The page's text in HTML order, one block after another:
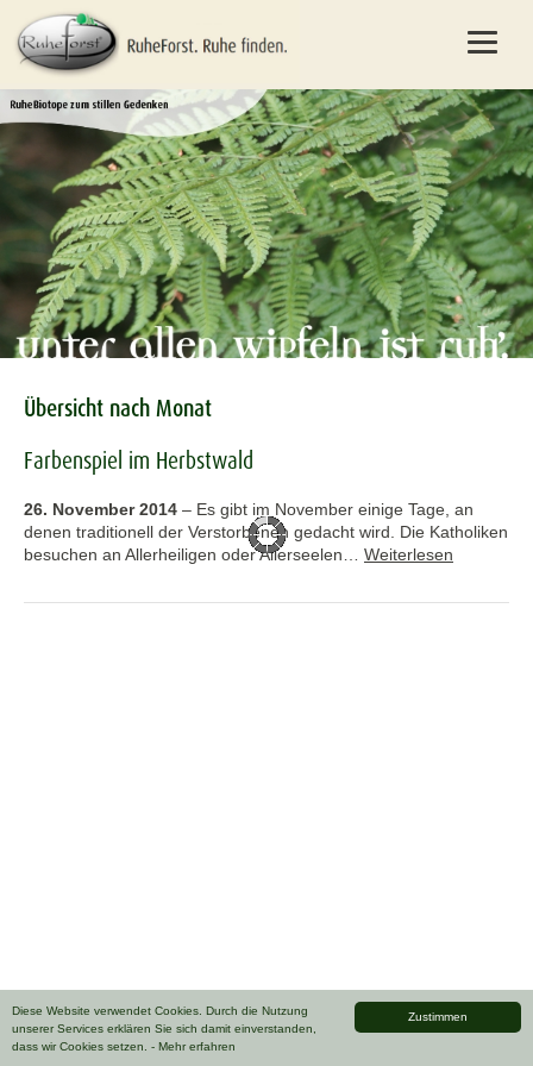
Zustimmen
Diese Website verwendet Cookies. Durch die Nutzung
unserer Services erklären Sie sich damit einverstanden,
dass wir Cookies setzen. - Mehr erfahren
Übersicht nach Monat
Farbenspiel im Herbstwald
26. November 2014 – Es gibt im November einige Tage, an
denen traditionell der Verstorbenen gedacht wird. Die Katholiken
besuchen an Allerheiligen oder Allerseelen… Weiterlesen